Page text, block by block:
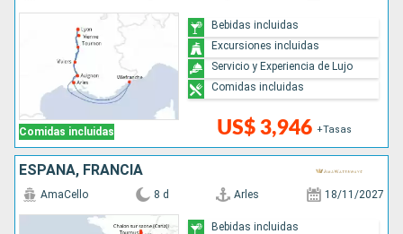
Comidas incluidas US$ 3,946 +Tasas
Bebidas incluidas
Excursiones incluidas
Servicio y Experiencia de Lujo
Comidas incluidas
ESPAÑA, FRANCIA
AmaCello 8 d Arles 18/11/2027
Bebidas incluidas